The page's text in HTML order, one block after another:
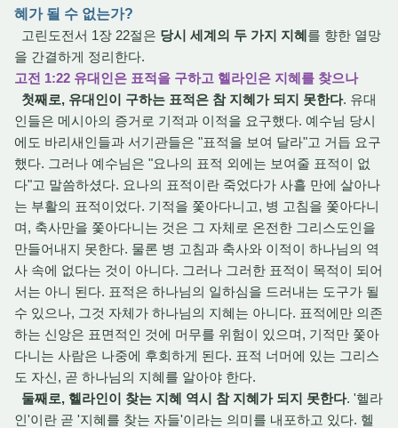
혜가 될 수 없는가?
고린도전서 1장 22절은 당시 세계의 두 가지 지혜를 향한 열망
을 간결하게 정리한다.
고전 1:22 유대인은 표적을 구하고 헬라인은 지혜를 찾으나
첫째로, 유대인이 구하는 표적은 참 지혜가 되지 못한다. 유대
인들은 메시아의 증거로 기적과 이적을 요구했다. 예수님 당시
에도 바리새인들과 서기관들은 "표적을 보여 달라"고 거듭 요구
했다. 그러나 예수님은 "요나의 표적 외에는 보여줄 표적이 없
다"고 말씀하셨다. 요나의 표적이란 죽었다가 사흘 만에 살아나
는 부활의 표적이었다. 기적을 쫓아다니고, 병 고침을 쫓아다니
며, 축사만을 쫓아다니는 것은 그 자체로 온전한 그리스도인을
만들어내지 못한다. 물론 병 고침과 축사와 이적이 하나님의 역
사 속에 없다는 것이 아니다. 그러나 그러한 표적이 목적이 되어
서는 아니 된다. 표적은 하나님의 일하심을 드러내는 도구가 될
수 있으나, 그것 자체가 하나님의 지혜는 아니다. 표적에만 의존
하는 신앙은 표면적인 것에 머무를 위험이 있으며, 기적만 쫓아
다니는 사람은 나중에 후회하게 된다. 표적 너머에 있는 그리스
도 자신, 곧 하나님의 지혜를 알아야 한다.
둘째로, 헬라인이 찾는 지혜 역시 참 지혜가 되지 못한다. '헬라
인'이란 곧 '지혜를 찾는 자들'이라는 의미를 내포하고 있다. 헬